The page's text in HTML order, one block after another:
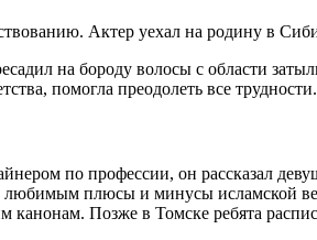
Актер уехал на родину в
на бороду волосы с области
помогла преодолеть все трудности.
по профессии, он рассказал
плюсы и минусы исламской
канонам. Позже в Томске ребята